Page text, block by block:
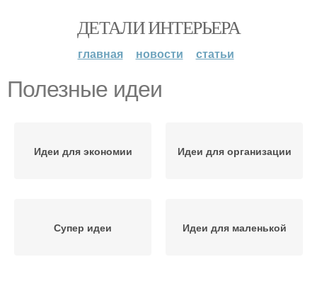
ДЕТАЛИ ИНТЕРЬЕРА
главная новости статьи
Полезные идеи
Идеи для экономии Идеи для организации
Супер идеи Идеи для маленькой